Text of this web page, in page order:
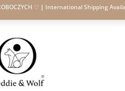
♡ | International Shipping